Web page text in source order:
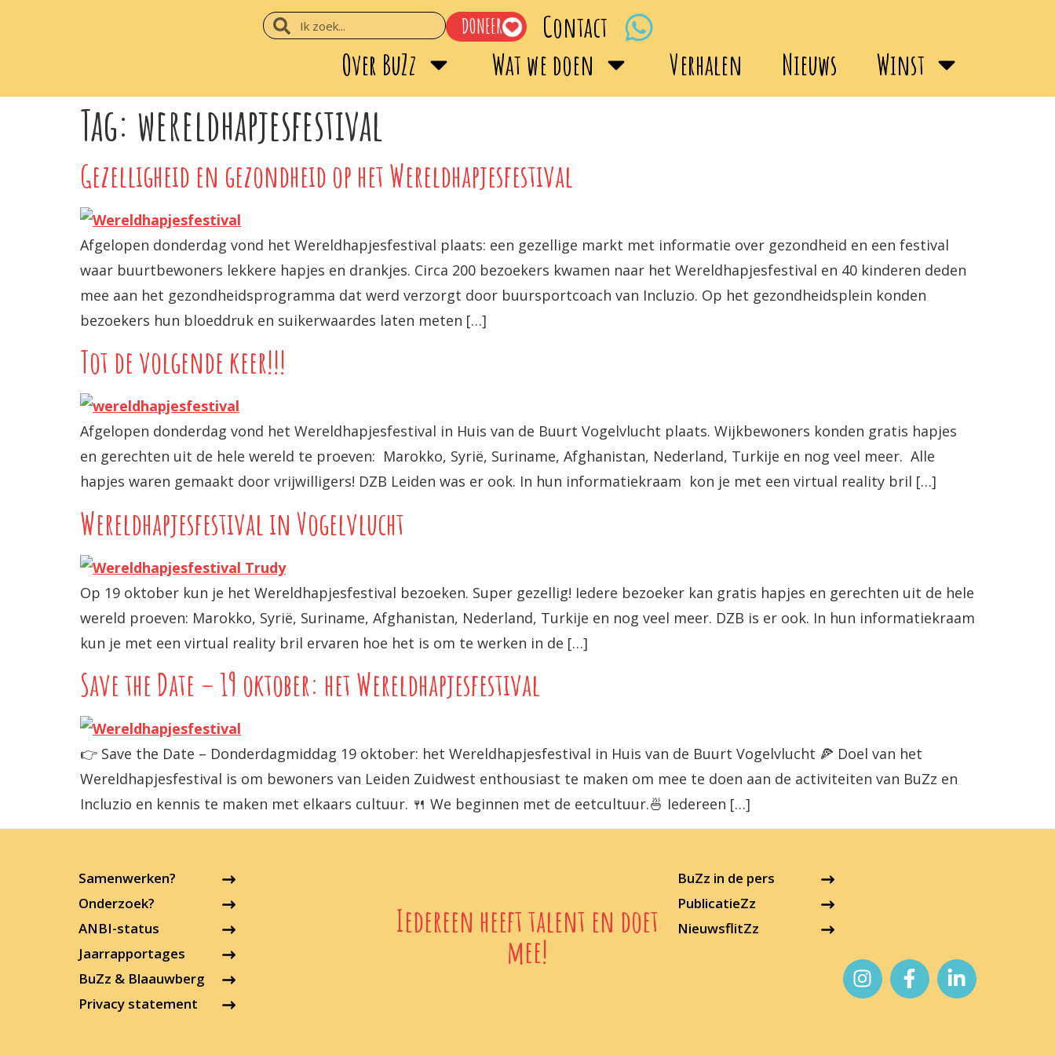
DONEER
Contact
Over BuZz
Wat we doen Verhalen Nieuws Winst
Tag: wereldhapjesfestival
Gezelligheid en gezondheid op het Wereldhapjesfestival
Afgelopen donderdag vond het Wereldhapjesfestival plaats: een gezellige markt met informatie over gezondheid en een festival
waar buurtbewoners lekkere hapjes en drankjes. Circa 200 bezoekers kwamen naar het Wereldhapjesfestival en 40 kinderen deden
mee aan het gezondheidsprogramma dat werd verzorgt door buursportcoach van Incluzio. Op het gezondheidsplein konden
bezoekers hun bloeddruk en suikerwaardes laten meten […]
Tot de volgende keer!!!
Afgelopen donderdag vond het Wereldhapjesfestival in Huis van de Buurt Vogelvlucht plaats. Wijkbewoners konden gratis hapjes
en gerechten uit de hele wereld te proeven: Marokko, Syrië, Suriname, Afghanistan, Nederland, Turkije en nog veel meer. Alle
hapjes waren gemaakt door vrijwilligers! DZB Leiden was er ook. In hun informatiekraam kon je met een virtual reality bril […]
Wereldhapjesfestival in Vogelvlucht
Op 19 oktober kun je het Wereldhapjesfestival bezoeken. Super gezellig! Iedere bezoeker kan gratis hapjes en gerechten uit de hele
wereld proeven: Marokko, Syrië, Suriname, Afghanistan, Nederland, Turkije en nog veel meer. DZB is er ook. In hun informatiekraam
kun je met een virtual reality bril ervaren hoe het is om te werken in de […]
Save the Date – 19 oktober: het Wereldhapjesfestival
👉 Save the Date – Donderdagmiddag 19 oktober: het Wereldhapjesfestival in Huis van de Buurt Vogelvlucht 🍕 Doel van het
Wereldhapjesfestival is om bewoners van Leiden Zuidwest enthousiast te maken om mee te doen aan de activiteiten van BuZz en
Incluzio en kennis te maken met elkaars cultuur. 🍴 We beginnen met de eetcultuur.🍜 Iedereen […]
Samenwerken?
Onderzoek?
ANBI-status
Jaarrapportages
BuZz & Blaauwberg
Privacy statement
Iedereen heeft talent en doet
mee!
BuZz in de pers
PublicatieZz
NieuwsflitZz